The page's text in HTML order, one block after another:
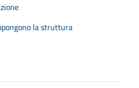
la struttura